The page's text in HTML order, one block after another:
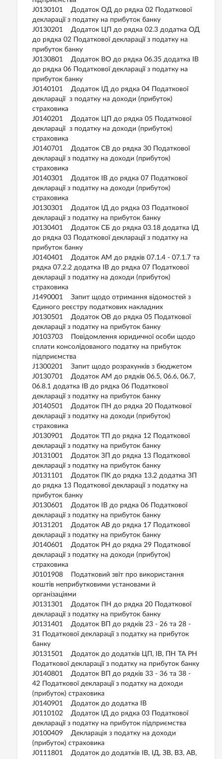
J0130101 Додаток ОД до рядка 02 Податкової
декларації з податку на прибуток банку
J0130201 Додаток ЦП до рядка 02.3 додатка ОД
до рядка 02 Податкової декларації з податку на
прибуток банку
J0130801 Додаток ВО до рядка 06.35 додатка ІВ
до рядка 06 Податкової декларації з податку на
прибуток банку
J0140101 Додаток ІД до рядка 04 Податкової
декларації з податку на доходи (прибуток)
страховика
J0140201 Додаток ЦП до рядка 05 Податкової
декларації з податку на доходи (прибуток)
страховика
J0140701 Додаток СВ до рядка 30 Податкової
декларації з податку на доходи (прибуток)
страховика
J0140301 Додаток ІВ до рядка 07 Податкової
декларації з податку на доходи (прибуток)
страховика
J0130301 Додаток ІД до рядка 03 Податкової
декларації з податку на прибуток банку
J0130401 Додаток СБ до рядка 03.18 додатка ІД
до рядка 03 Податкової декларації з податку на
прибуток банку
J0140401 Додаток АМ до рядків 07.1.4 - 07.1.7 та
рядка 07.2.2 додатка ІВ до рядка 07 Податкової
декларації з податку на доходи (прибуток)
страховика
J1490001 Запит щодо отримання відомостей з
Єдиного реєстру податкових накладних
J0130501 Додаток ОВ до рядка 05 Податкової
декларації з податку на прибуток банку
J0103703 Повідомлення юридичної особи щодо
сплати консолідованого податку на прибуток
підприємства
J1300201 Запит щодо розрахунків з бюджетом
J0130701 Додаток АМ до рядків 06.5, 06.6, 06.7,
06.8.1 додатка ІВ до рядка 06 Податкової
декларації з податку на прибуток банку
J0140501 Додаток ПН до рядка 20 Податкової
декларації з податку на доходи (прибуток)
страховика
J0130901 Додаток ТП до рядка 12 Податкової
декларації з податку на прибуток банку
J0131001 Додаток ЗП до рядка 13 Податкової
декларації з податку на прибуток банку
J0131101 Додаток ПК до рядка 13.2 додатка ЗП
до рядка 13 Податкової декларації з податку на
прибуток банку
J0130601 Додаток ІВ до рядка 06 Податкової
декларації з податку на прибуток банку
J0131201 Додаток АВ до рядка 17 Податкової
декларації з податку на прибуток банку
J0140601 Додаток РН до рядка 29 Податкової
декларації з податку на доходи (прибуток)
страховика
J0101908 Податковий звіт про використання
коштів неприбутковими установами й
організаціями
J0131301 Додаток ПН до рядка 20 Податкової
декларації з податку на прибуток банку
J0131401 Додаток ВП до рядків 23 - 26 та 28 -
31 Податкової декларації з податку на прибуток
банку
J0131501 Додаток до додатків ЦП, ІВ, ПН ТА РН
Податкової декларації з податку на прибуток банку
J0140801 Додаток ВП до рядків 33 - 36 та 38 -
42 Податкової декларації з податку на доходи
(прибуток) страховика
J0140901 Додаток до додатка ІВ
J0110102 Додаток ІД до рядка 03 Податкової
декларації з податку на прибуток підприємства
J0100409 Декларація з податку на доходи
(прибуток) страховика
J0111801 Додаток до додатків ІВ, ІД, ЗВ, ВЗ, АВ,